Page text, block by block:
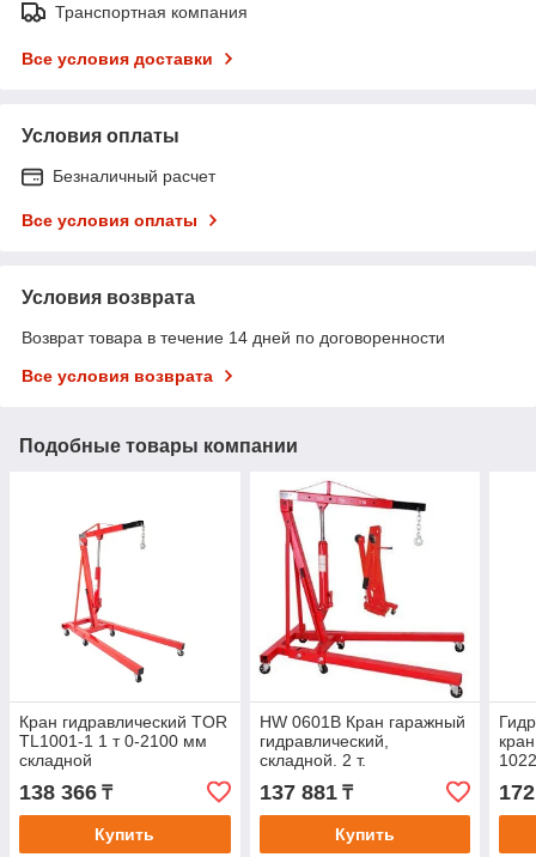
Транспортная компания
Все условия доставки
Условия оплаты
Безналичный расчет
Все условия оплаты
Условия возврата
Возврат товара в течение 14 дней по договоренности
Все условия возврата
Подобные товары компании
Кран гидравлический TOR
TL1001-1 1 т 0-2100 мм
складной
138 366 ₸
Купить
HW 0601B Кран гаражный
гидравлический,
складной. 2 т.
137 881₸
Купить